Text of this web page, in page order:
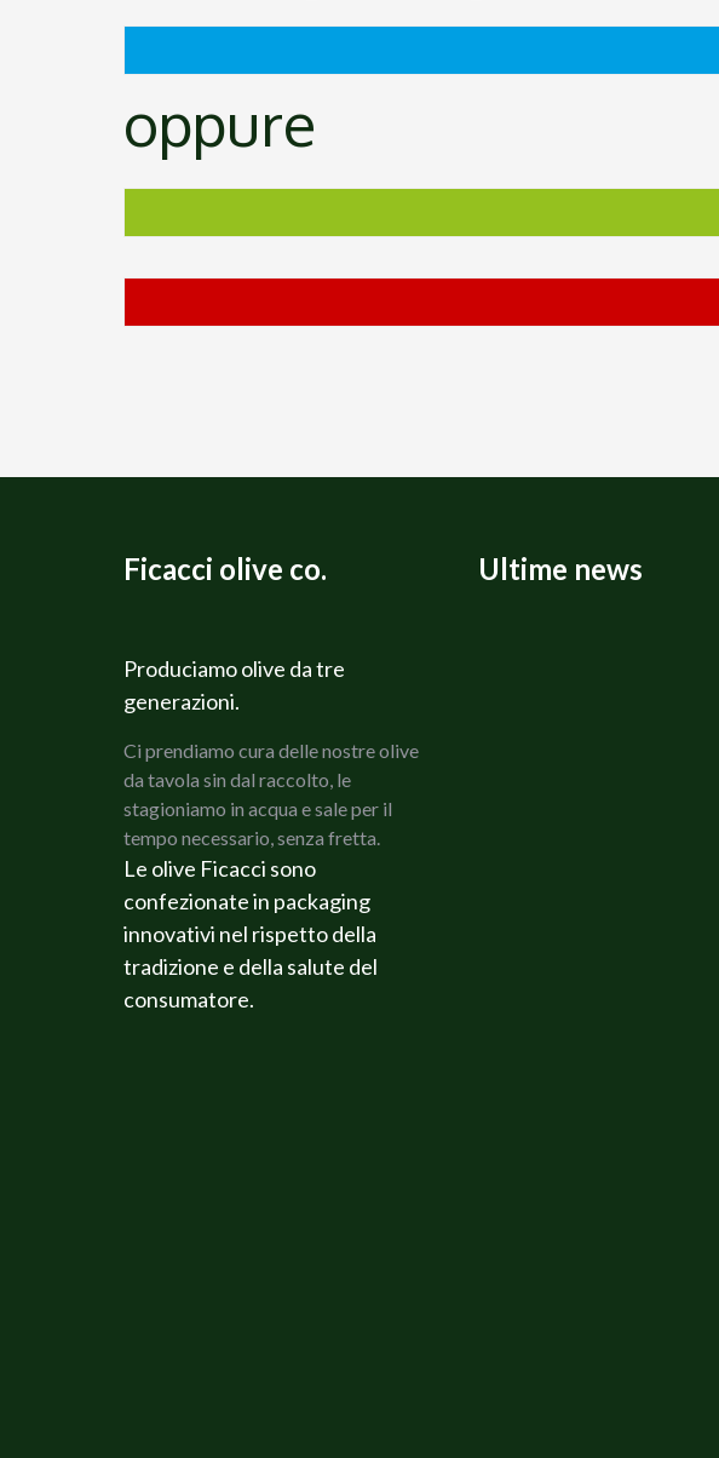
oppure
Ficacci olive co.
Produciamo olive da tre
generazioni.
Ci prendiamo cura delle nostre olive
da tavola sin dal raccolto, le
stagioniamo in acqua e sale per il
tempo necessario, senza fretta.
Le olive Ficacci sono
confezionate in packaging
innovativi nel rispetto della
tradizione e della salute del
consumatore.
Ultime news